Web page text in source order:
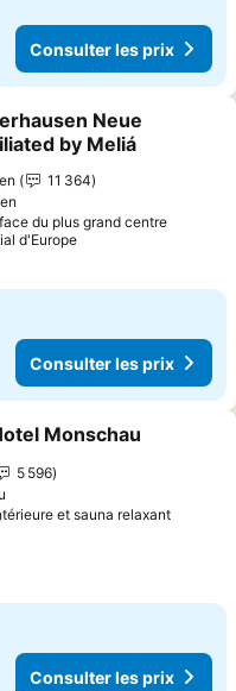
Consulter les prix
à mes favoris
Neue
by Meliá
les prix11 364
du plus grand centre
d'Europe
Consulter les prix
à mes favoris
Monschau
5 596
et sauna relaxant
Consulter les prix